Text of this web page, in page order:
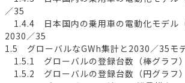
／35
1.4.4 日本国内の乗用車の電動化モデル
2030／35
1.5 グローバルなGWh集計と2030／35モ
1.5.1 グローバルの登録台数（棒グラフ
1.5.2 グローバルの登録台数（円グラフ